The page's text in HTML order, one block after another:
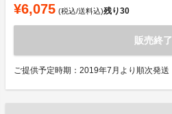
¥6,075 (税込/送料込)残り30
販売終了
ご提供予定時期：2019年7月より順次発送